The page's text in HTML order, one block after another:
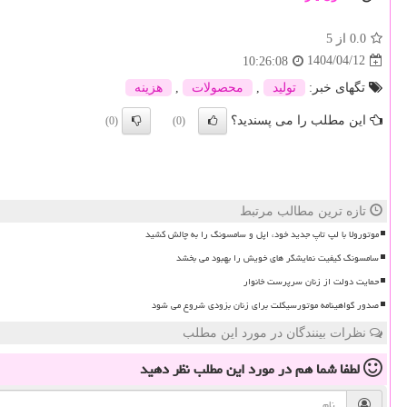
0.0 از 5
1404/04/12
10:26:08
تگهای خبر:
تولید محصولات هزینه
این مطلب را می پسندید؟ (0)
(0)
تازه ترین مطالب مرتبط
موتورولا با لپ تاپ جدید خود، اپل و سامسونگ را به چالش کشید
سامسونگ کیفیت نمایشگر های خویش را بهبود می بخشد
حمایت دولت از زنان سرپرست خانوار
صدور گواهینامه موتورسیکلت برای زنان بزودی شروع می شود
نظرات بینندگان در مورد این مطلب
لطفا شما همدر مورد این مطلبنظر دهید